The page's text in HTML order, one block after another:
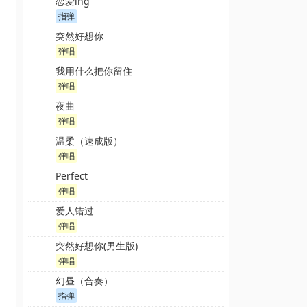
指弹
突然好想你
弹唱
我用什么把你留住
弹唱
夜曲
弹唱
温柔（速成版）
弹唱
Perfect
弹唱
爱人错过
弹唱
突然好想你(男生版)
弹唱
幻昼（合奏）
指弹